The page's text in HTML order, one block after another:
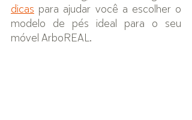
dicas para ajudar você a escolher o
modelo de pés ideal para o seu
móvel ArboREAL.